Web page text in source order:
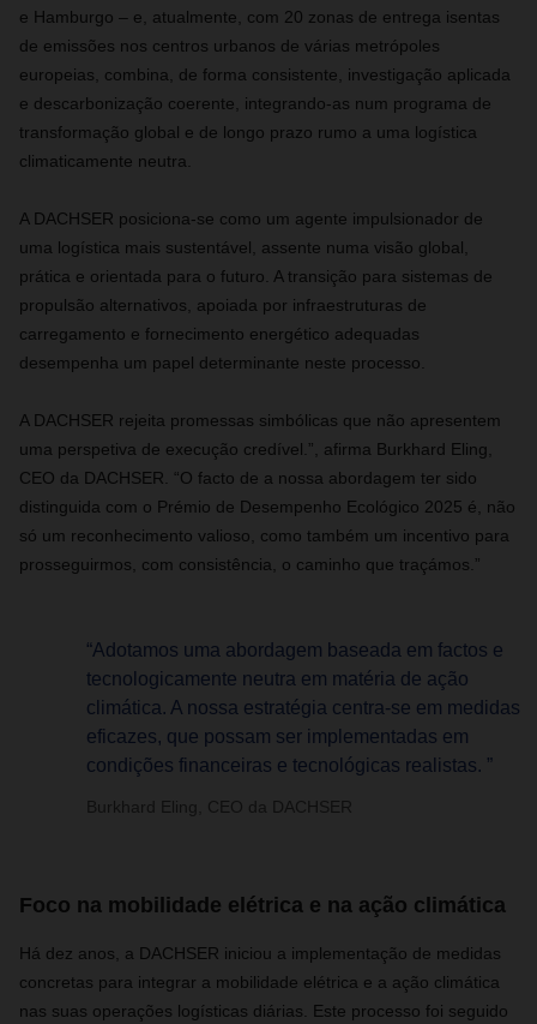
e Hamburgo – e, atualmente, com 20 zonas de entrega isentas
de emissões nos centros urbanos de várias metrópoles
europeias, combina, de forma consistente, investigação aplicada
e descarbonização coerente, integrando-as num programa de
transformação global e de longo prazo rumo a uma logística
climaticamente neutra.
A DACHSER posiciona-se como um agente impulsionador de
uma logística mais sustentável, assente numa visão global,
prática e orientada para o futuro. A transição para sistemas de
propulsão alternativos, apoiada por infraestruturas de
carregamento e fornecimento energético adequadas
desempenha um papel determinante neste processo.
A DACHSER rejeita promessas simbólicas que não apresentem
uma perspetiva de execução credível.”, afirma Burkhard Eling,
CEO da DACHSER. “O facto de a nossa abordagem ter sido
distinguida com o Prémio de Desempenho Ecológico 2025 é, não
só um reconhecimento valioso, como também um incentivo para
prosseguirmos, com consistência, o caminho que traçámos.”
“Adotamos uma abordagem baseada em factos e
tecnologicamente neutra em matéria de ação
climática. A nossa estratégia centra-se em medidas
eficazes, que possam ser implementadas em
condições financeiras e tecnológicas realistas. ”
Burkhard Eling, CEO da DACHSER
Foco na mobilidade elétrica e na ação climática
Há dez anos, a DACHSER iniciou a implementação de medidas
concretas para integrar a mobilidade elétrica e a ação climática
nas suas operações logísticas diárias. Este processo foi seguido